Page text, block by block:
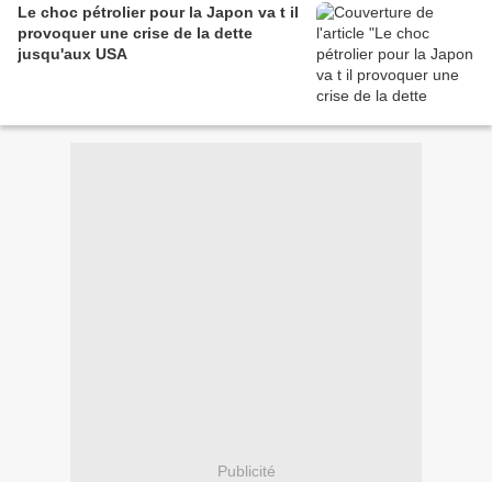
Le choc pétrolier pour la Japon va t il
provoquer une crise de la dette
jusqu'aux USA
Publicité